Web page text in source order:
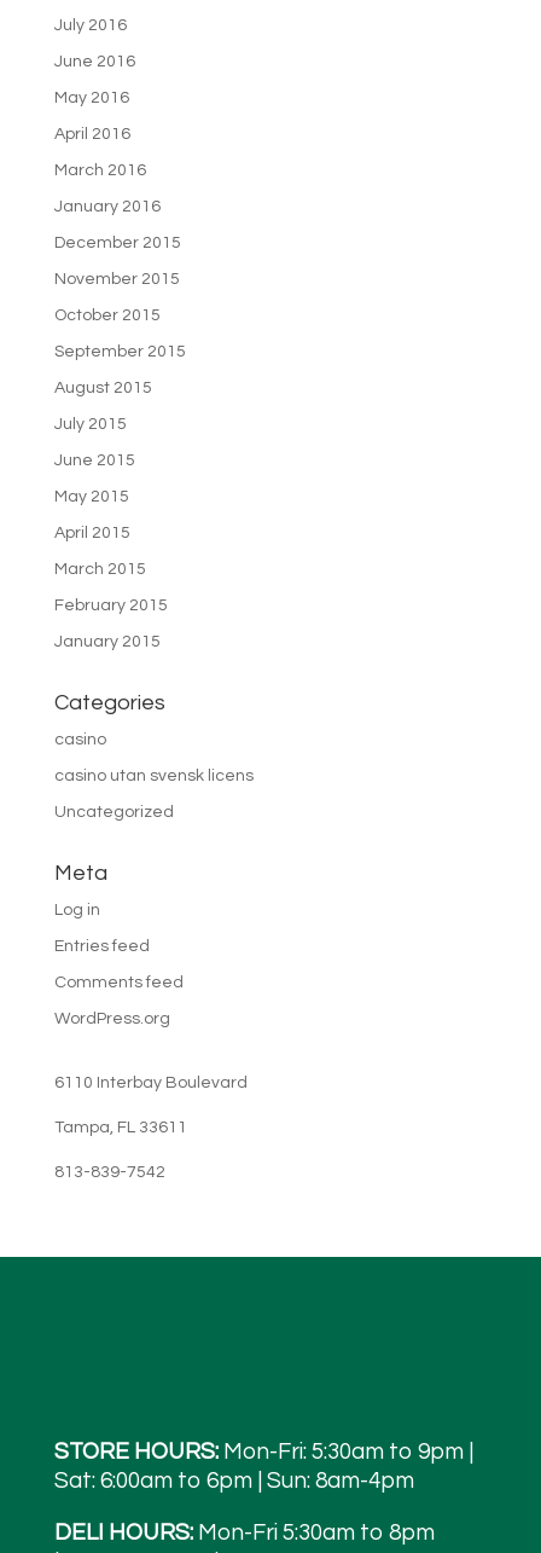
July 2016
June 2016
May 2016
April 2016
March 2016
January 2016
December 2015
November 2015
October 2015
September 2015
August 2015
July 2015
June 2015
May 2015
April 2015
March 2015
February 2015
January 2015
Categories
casino
casino utan svensk licens
Uncategorized
Meta
Log in
Entries feed
Comments feed
WordPress.org
6110 Interbay Boulevard
Tampa, FL 33611
813-839-7542
STORE HOURS: Mon-Fri: 5:30am to 9pm |
Sat: 6:00am to 6pm | Sun: 8am-4pm
DELI HOURS: Mon-Fri 5:30am to 8pm